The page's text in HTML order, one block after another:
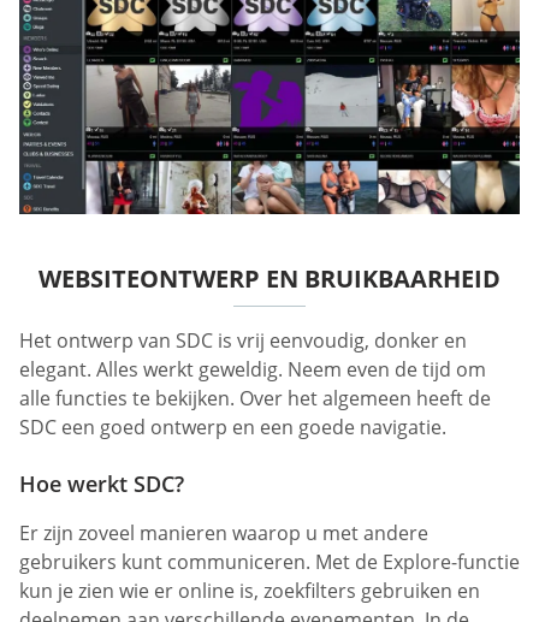
WEBSITEONTWERP EN BRUIKBAARHEID
Het ontwerp van SDC is vrij eenvoudig, donker en
elegant. Alles werkt geweldig. Neem even de tijd om
alle functies te bekijken. Over het algemeen heeft de
SDC een goed ontwerp en een goede navigatie.
Hoe werkt SDC?
Er zijn zoveel manieren waarop u met andere
gebruikers kunt communiceren. Met de Explore-functie
kun je zien wie er online is, zoekfilters gebruiken en